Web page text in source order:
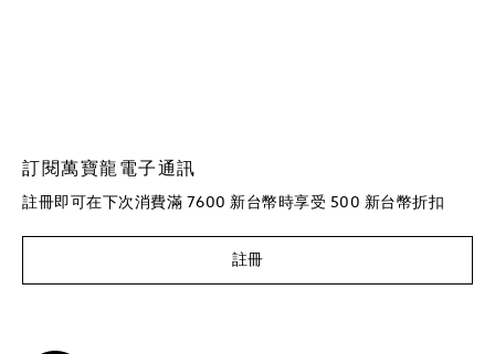
訂閱萬寶龍電子通訊
註冊即可在下次消費滿 7600 新台幣時享受 500 新台幣折扣
註冊